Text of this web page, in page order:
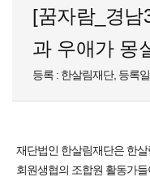
[꿈자람_경
과 우애가 몽
등록 : 한살림재단, 등록
재단법인 한살림재단은 한
회원생협의 조합원 활동가